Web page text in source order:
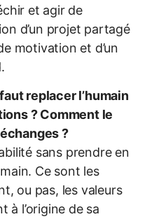
et agir de
d’un projet partagé
motivation et d’un
replacer l’humain
? Comment le
?
sans prendre en
Ce sont les
ou pas, les valeurs
à l’origine de sa